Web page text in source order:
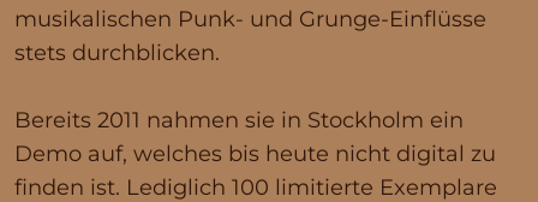
musikalischen Punk- und Grunge-Einflüsse
stets durchblicken.
Bereits 2011 nahmen sie in Stockholm ein
Demo auf, welches bis heute nicht digital zu
finden ist. Lediglich 100 limitierte Exemplare